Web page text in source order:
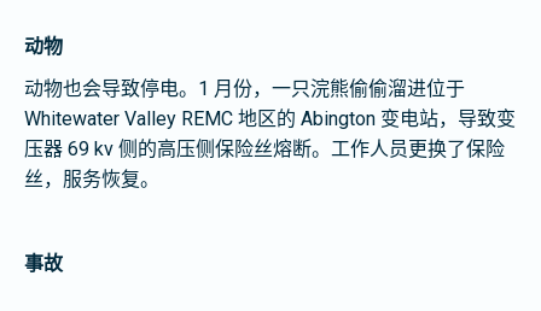
动物
动物也会导致停电。1 月份，一只浣熊偷偷溜进位于
Whitewater Valley REMC 地区的 Abington 变电站，导致变
压器 69 kv 侧的高压侧保险丝熔断。工作人员更换了保险
丝，服务恢复。
事故